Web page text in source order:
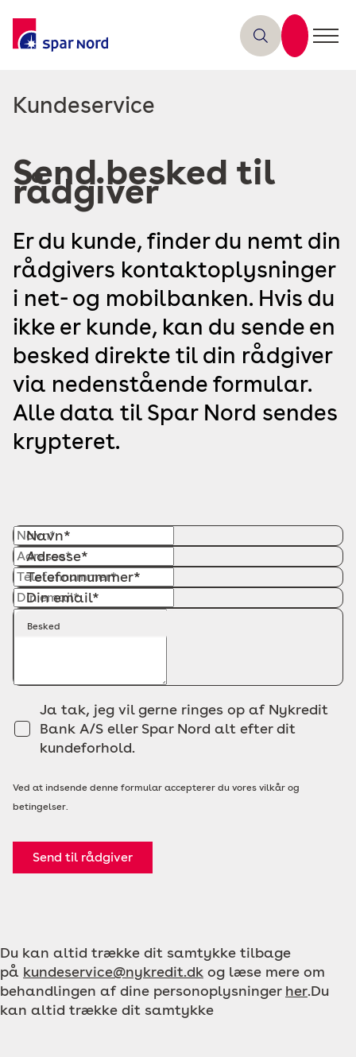
Read
Kundeservice
Send besked til
rådgiver
Er du kunde, finder du nemt din
rådgivers kontaktoplysninger
i net- og mobilbanken. Hvis du
ikke er kunde, kan du sende en
besked direkte til din rådgiver
via nedenstående formular.
Alle data til Spar Nord sendes
krypteret.
Navn*
Adresse*
Telefonnummer*
Din email*
Besked
Ja tak, jeg vil gerne ringes op af Nykredit
Bank A/S eller Spar Nord alt efter dit
kundeforhold.
Ved at indsende denne formular accepterer du vores vilkår og
betingelser.
Send til rådgiver
Du kan altid trække dit samtykke tilbage
på kundeservice@nykredit.dk og læse mere om
behandlingen af dine personoplysninger her.Du
kan altid trække dit samtykke